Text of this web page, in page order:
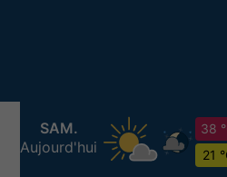
SAM.
Aujourd'hui
38
21